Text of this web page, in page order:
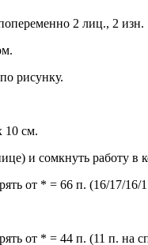
2 лиц., 2 изн.
рисунку.
10 см.
и сомкнуть работу в
от * = 66 п. (16/17/16/
от * = 44 п. (11 п. на